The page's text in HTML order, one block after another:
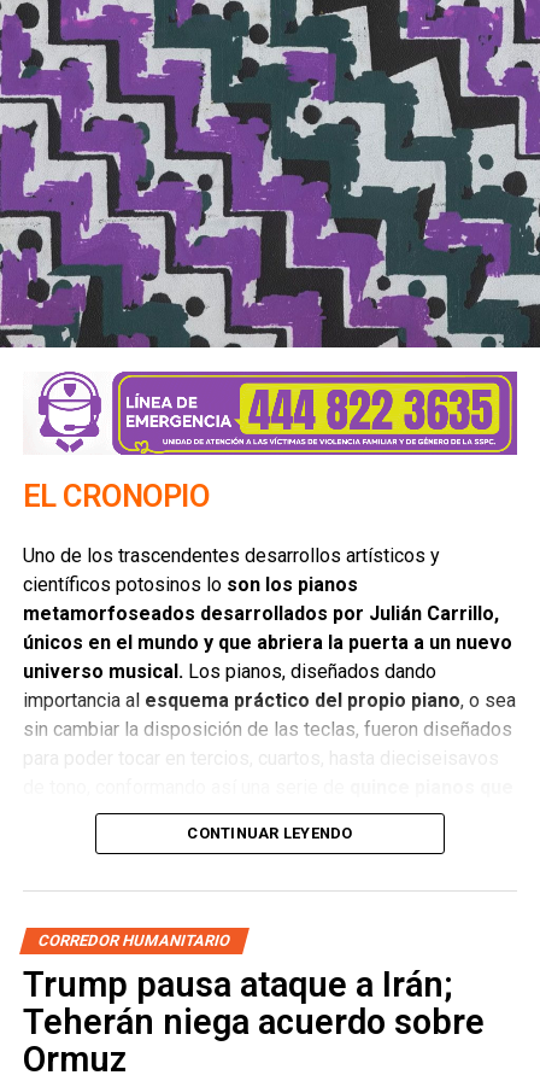
EL CRONOPIO
Uno de los trascendentes desarrollos artísticos y
científicos potosinos lo son los pianos
metamorfoseados desarrollados por Julián Carrillo,
únicos en el mundo y que abriera la puerta a un nuevo
universo musical. Los pianos, diseñados dando
importancia al esquema práctico del propio piano, o sea
sin cambiar la disposición de las teclas, fueron diseñados
para poder tocar en tercios, cuartos, hasta dieciseisavos
fueron presentados en la Feria Internacional de
donde obtuvieron la medalla de oro.
Previamente Carrillo había diseñado y transformado
un piano comercial de alta calidad a piano de tercios
de tono,cambiando por completo el cuerpo del piano, el
arpa que daba paso a tener un piano en tercios de tono, lo
cualfue desarrollado a finales de la década de los
cuarenta del siglo XX.
CONTINUAR LEYENDO
CORREDOR HUMANITARIO
Trump pausa ataque a Irán;
Teherán niega acuerdo sobre
Ormuz